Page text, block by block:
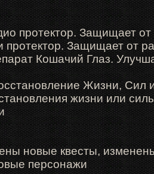
протектор. Защищает
протектор. Защищает от
Кошачий Глаз.
Жизни, Сил
жизни или
новые квесты,
персонажи